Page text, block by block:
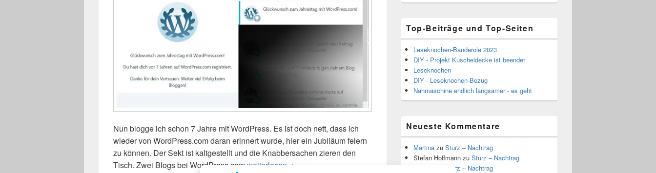
Nun blogge ich schon 7 Jahre mit WordPress. Es ist doch nett, dass ich
wieder von WordPress.com daran erinnert wurde, hier ein Jubiläum feiern
zu können. Der Sekt ist kaltgestellt und die Knabbersachen zieren den
Tisch. Zwei Blogs bei WordPress.com 7 Jahre WordPress
weiterlesen →
Top-Beiträge und Top-Seiten
Leseknochen-Banderole 2023
DIY - Projekt Kuscheldecke ist beendet
Leseknochen
DIY - Leseknochen-Bezug
Nähmaschine endlich langsamer - es geht
Neueste Kommentare
Martina zu Sturz – Nachtrag
Stefan Hoffmann zu Sturz – Nachtrag
Sturz – Nachtrag